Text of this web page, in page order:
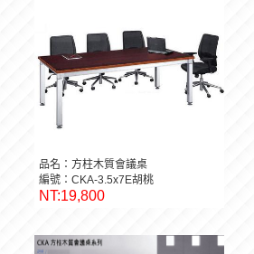
編號：CKA-3.5x7E胡桃
NT:19,800